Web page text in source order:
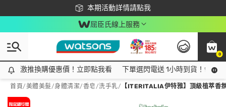
本期活動詳情請點我
下載app最高回饋$350
屈臣氏線上服務
0
激推換購優惠價！立即點我看
激推換購優惠價！立即點我看 下單選閃電送 1小時到貨！領神
首頁/美體美髮/身體清潔/香皂/洗手乳/ 【ITERITALIA伊特雅】頂級植萃香